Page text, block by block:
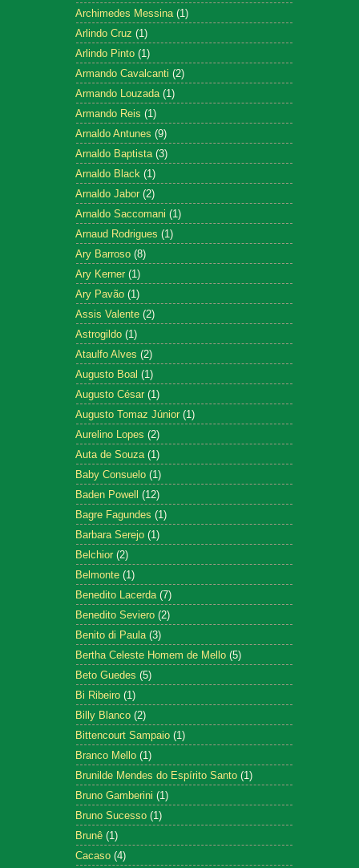
Archimedes Messina (1)
Arlindo Cruz (1)
Arlindo Pinto (1)
Armando Cavalcanti (2)
Armando Louzada (1)
Armando Reis (1)
Arnaldo Antunes (9)
Arnaldo Baptista (3)
Arnaldo Black (1)
Arnaldo Jabor (2)
Arnaldo Saccomani (1)
Arnaud Rodrigues (1)
Ary Barroso (8)
Ary Kerner (1)
Ary Pavão (1)
Assis Valente (2)
Astrogildo (1)
Ataulfo Alves (2)
Augusto Boal (1)
Augusto César (1)
Augusto Tomaz Júnior (1)
Aurelino Lopes (2)
Auta de Souza (1)
Baby Consuelo (1)
Baden Powell (12)
Bagre Fagundes (1)
Barbara Serejo (1)
Belchior (2)
Belmonte (1)
Benedito Lacerda (7)
Benedito Seviero (2)
Benito di Paula (3)
Bertha Celeste Homem de Mello (5)
Beto Guedes (5)
Bi Ribeiro (1)
Billy Blanco (2)
Bittencourt Sampaio (1)
Branco Mello (1)
Brunilde Mendes do Espírito Santo (1)
Bruno Gamberini (1)
Bruno Sucesso (1)
Brunê (1)
Cacaso (4)